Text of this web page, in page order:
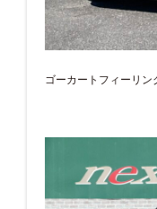
ゴーカートフィーリン